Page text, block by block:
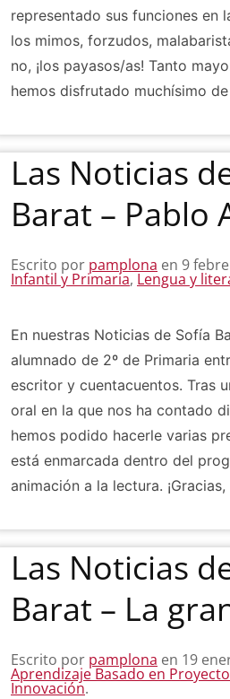
representado sus funciones en
los mimos, forzudos,
no, ¡los payasos/as! Tanto
hemos disfrutado muchísimo
Las Noticias
Barat – Pablo
Escrito por pamplona en 9
Infantil y Primaria, Lengua y
En nuestras Noticias de Sofía
alumnado de 2º de Primaria
escritor y cuentacuentos. Tras
oral en la que nos ha contado
hemos podido hacerle varias
está enmarcada dentro del
animación a la lectura.
Las Noticias
Barat – La
Escrito por pamplona en 19
Aprendizaje Basado en
Innovación.